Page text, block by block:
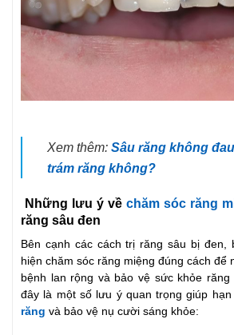
Xem thêm: Sâu răng không
trám răng không?
Những lưu ý về chăm sóc răng
răng sâu đen
Bên cạnh các cách trị răng sâu bị đen,
hiện chăm sóc răng miệng đúng cách để
bệnh lan rộng và bảo vệ sức khỏe
đây là một số lưu ý quan trọng giúp hạn
răng và bảo vệ nụ cười sáng khỏe: